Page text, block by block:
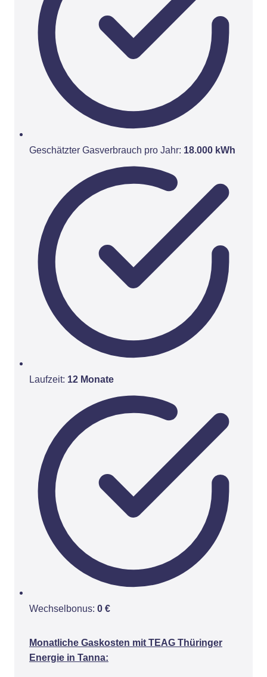
Geschätzter Gasverbrauch pro Jahr: 18.000 kWh
Laufzeit: 12 Monate
Wechselbonus: 0 €
Monatliche Gaskosten mit TEAG Thüringer
Energie in Tanna: